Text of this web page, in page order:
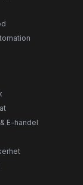
E-handel